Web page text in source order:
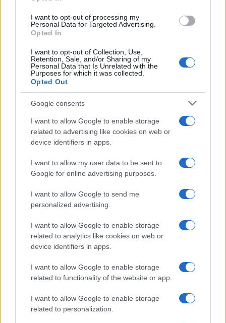
I want to opt-out of processing my
Personal Data for Targeted Advertising.
Opted In
I want to opt-out of Collection, Use,
Retention, Sale, and/or Sharing of my
Personal Data that Is Unrelated with the
Purposes for which it was collected.
Opted Out
Google consents
I want to allow Google to enable storage
related to advertising like cookies on web or
device identifiers in apps.
I want to allow my user data to be sent to
Google for online advertising purposes.
I want to allow Google to send me
personalized advertising.
I want to allow Google to enable storage
related to analytics like cookies on web or
device identifiers in apps.
I want to allow Google to enable storage
related to functionality of the website or app.
I want to allow Google to enable storage
related to personalization.
NECROLOGIE
Mario Malu
I nostri cari
I nostri cari